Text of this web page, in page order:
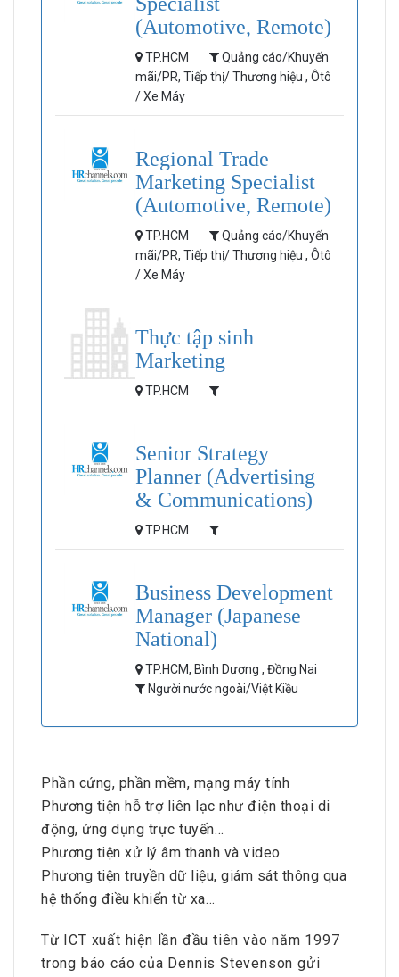
(Automotive, Remote)
TP.HCM
Quảng cáo/Khuyến
mãi/PR, Tiếp thị/ Thương hiệu , Ôtô
/ Xe Máy
Regional Trade
Marketing Specialist
(Automotive, Remote)
TP.HCM
Quảng cáo/Khuyến
mãi/PR, Tiếp thị/ Thương hiệu , Ôtô
/ Xe Máy
Thực tập sinh
Marketing
TP.HCM
Senior Strategy
Planner (Advertising
& Communications)
TP.HCM
Business Development
Manager (Japanese
National)
TP.HCM, Bình Dương , Đồng Nai
Người nước ngoài/Việt Kiều
Phần cứng, phần mềm, mạng máy tính
Phương tiện hỗ trợ liên lạc như điện thoại di
động, ứng dụng trực tuyến…
Phương tiện xử lý âm thanh và video
Phương tiện truyền dữ liệu, giám sát thông qua
hệ thống điều khiển từ xa…
Từ ICT xuất hiện lần đầu tiên vào năm 1997
trong báo cáo của Dennis Stevenson gửi